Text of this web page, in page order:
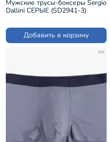
Мужские трусы-боксеры Sergio
Dallini СЕРЫЕ (SD2941-3)
Добавить в корзину
XXL